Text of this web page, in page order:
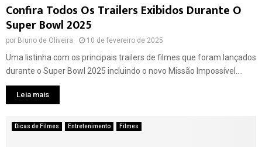
Confira Todos Os Trailers Exibidos Durante O
Super Bowl 2025
por Bruno de Oliveira 10 de fevereiro de 2025
Uma listinha com os principais trailers de filmes que foram lançados
durante o Super Bowl 2025 incluindo o novo Missão Impossível....
Leia mais
Dicas de Filmes Entretenimento Filmes